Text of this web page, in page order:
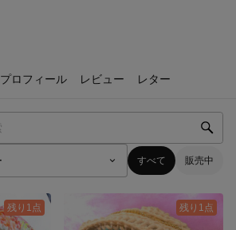
プロフィール レビュー レター
すべて 販売中
残り1点 残り1点